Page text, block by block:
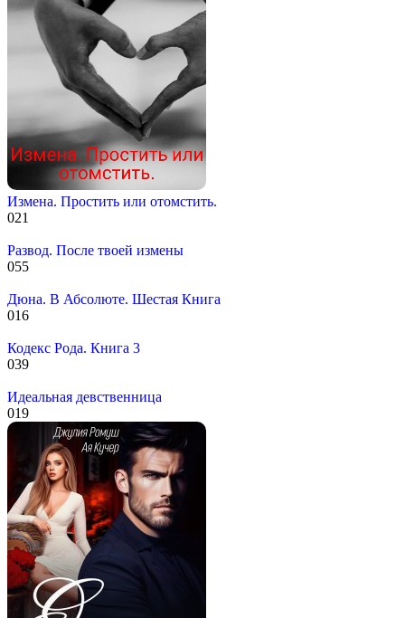
Измена. Простить или отомстить.
021
Развод. После твоей измены
055
Дюна. В Абсолюте. Шестая Книга
016
Кодекс Рода. Книга 3
039
Идеальная девственница
019